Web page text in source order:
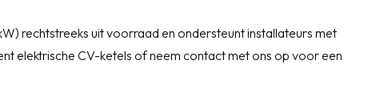
rechtstreeks uit voorraad en ondersteunt installateurs met
elektrische CV-ketels of neem contact met ons op voor een